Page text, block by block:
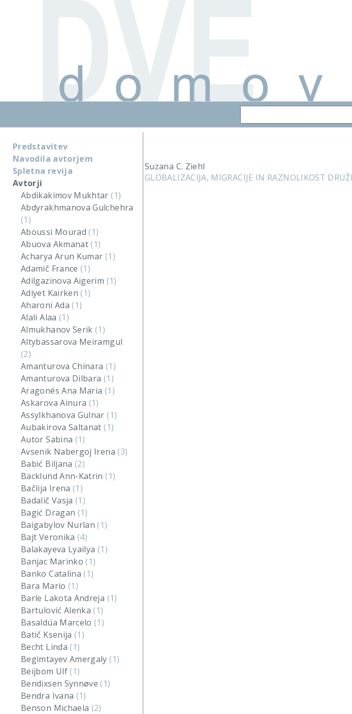
Predstavitev
Navodila avtorjem
Spletna revija
Avtorji
Abdikakimov Mukhtar(1)
Abdyrakhmanova Gulchehra
(1)
Aboussi Mourad(1)
Abuova Akmanat(1)
Acharya Arun Kumar (1)
Adamič France(1)
Adilgazinova Aigerim (1)
Adiyet Kairken(1)
Aharoni Ada(1)
Alali Alaa (1)
Almukhanov Serik(1)
Altybassarova Meiramgul
(2)
Amanturova Chinara (1)
Amanturova Dilbara (1)
Aragonés Ana Maria (1)
Askarova Ainura (1)
Assylkhanova Gulnar(1)
Aubakirova Saltanat(1)
Autor Sabina (1)
Avsenik Nabergoj Irena(3)
Babić Biljana(2)
Backlund Ann-Katrin(1)
Bačlija Irena(1)
Badalič Vasja(1)
Bagić Dragan (1)
Baigabylov Nurlan(1)
Bajt Veronika(4)
Balakayeva Lyailya (1)
Banjac Marinko(1)
Banko Catalina(1)
Bara Mario (1)
Barle Lakota Andreja (1)
Bartulović Alenka(1)
Basaldúa Marcelo(1)
Batič Ksenija(1)
Becht Linda(1)
Begimtayev Amergaly(1)
Beijbom Ulf(1)
Bendixsen Synnøve(1)
Bendra Ivana (1)
Benson Michaela (2)
Suzana C. Ziehl
GLOBALIZACIJA, MIGRACIJE IN RAZNOLIKOST